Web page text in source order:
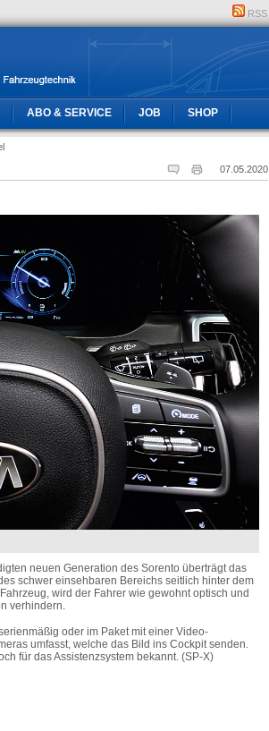
RSS
ABO & SERVICE JOB SHOP
07.05.2020
neuen Generation des Sorento überträgt das
schwer einsehbaren Bereichs seitlich hinter dem
wird der Fahrer wie gewohnt optisch und
verhindern.
oder im Paket mit einer Video-
umfasst, welche das Bild ins Cockpit senden.
für das Assistenzsystem bekannt. (SP-X)